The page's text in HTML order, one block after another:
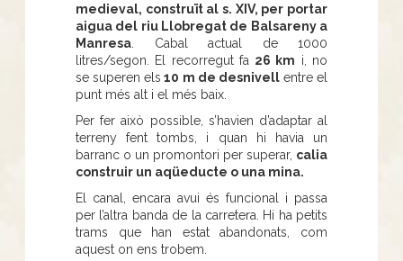
medieval, construït al s. XIV, per portar
aigua del riu Llobregat de Balsareny a
Manresa . Cabal actual de 1000
litres/segon. El recorregut fa 26 km i, no
se superen els 10 m de desnivellentre el
punt més alt i el més baix.
Per fer això possible, s’havien d’adaptar al
terreny fent tombs, i quan hi havia un
barranc o un promontori per superar, calia
construir un aqüeducte o una mina.
El canal, encara avui és funcional i passa
per l’altra banda de la carretera. Hi ha petits
trams que han estat abandonats, com
aquest on ens trobem.